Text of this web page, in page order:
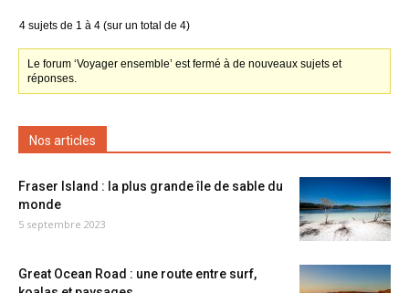
4 sujets de 1 à 4 (sur un total de 4)
Le forum ‘Voyager ensemble’ est fermé à de nouveaux sujets et
réponses.
Nos articles
Fraser Island : la plus grande île de sable du
monde
5 septembre 2023
Great Ocean Road : une route entre surf,